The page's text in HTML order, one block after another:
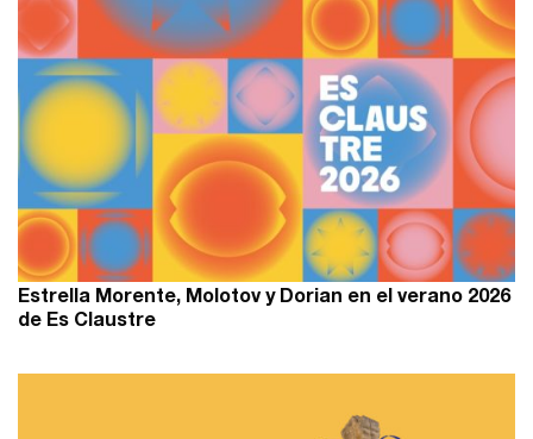
Estrella Morente, Molotov y Dorian en el verano 2026
de Es Claustre